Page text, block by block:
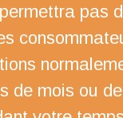
pas
de mois ou